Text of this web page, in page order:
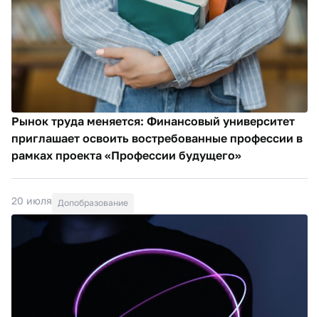
Рынок труда меняется: Финансовый университет
приглашает освоить востребованные профессии в
рамках проекта «Профессии будущего»
20 июля Допобразование